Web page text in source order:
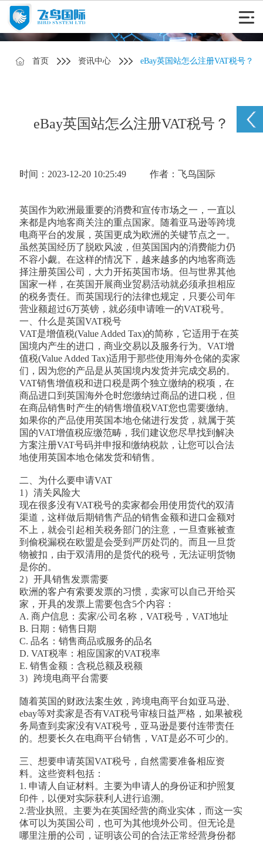
首页 资讯中心 eBay英国站怎么注册VAT税号？
eBay英国站怎么注册VAT税号？
时间：2023-12-20 10:25:49 作者：飞鸟国际
英国作为欧洲最重要的消费和宣传市场之一，一直以
来都是内地客商关注的重点国家。随着亚马逊等跨境
电商平台的发展，英国更成为欧洲的关键节点之一。
虽然英国经历了脱欧风波，但英国国内的消费能力仍
不容小觑。在这样的情况下，越来越多的内地客商选
择注册英国公司，大力开拓英国市场。但与世界其他
国家一样，在英国开展商业贸易活动就必须承担相应
的税务责任。而英国现行的法律也规定，只要公司年
营业额超过6万英镑，就必须申请唯一的VAT税号。
一、什么是英国VAT税号
VAT是增值税(Value Added Tax)的简称，它适用于在英
国境内产生的进口，商业交易以及服务行为。VAT增
值税(Value Added Tax)适用于那些使用海外仓储的卖家
们，因为您的产品是从英国境内发货并完成交易的。
VAT销售增值税和进口税是两个独立缴纳的税项，在
商品进口到英国海外仓时您缴纳过商品的进口税，但
在商品销售时产生的销售增值税VAT您也需要缴纳。
如果你的产品使用英国本地仓储进行发货，就属于英
国的VAT增值税应缴范畴，我们建议您尽早找到解决
方案注册VAT号码并申报和缴纳税款，让您可以合法
地使用英国本地仓储发货和销售。
二、为什么要申请VAT
1）清关风险大
现在很多没有VAT税号的卖家都会用使用货代的双清
渠道，这样做后期销售产品的销售金额和进口金额对
不上，就会引起相关税务部门的注意，一旦查账被查
到偷税漏税在欧盟是会受到严厉处罚的。而且一旦货
物被扣，由于双清用的是货代的税号，无法证明货物
是你的。
2）开具销售发票需要
欧洲的客户有索要发票的习惯，卖家可以自己开给买
家，开具的发票上需要包含5个内容：
A. 商户信息：卖家/公司名称，VAT税号，VAT地址
B. 日期：销售日期
C. 品名：销售商品或服务的品名
D. VAT税率：相应国家的VAT税率
E. 销售金额：含税总额及税额
3）跨境电商平台需要
随着英国的财政法案生效，跨境电商平台如亚马逊、
ebay等对卖家是否有VAT税号审核日益严格，如果被税
务局查到卖家没有VAT税号，亚马逊是要付连带责任
的。想要长久在电商平台销售，VAT是必不可少的。
三、想要申请英国VAT税号，自然需要准备相应资
料。这些资料包括：
1. 申请人自证材料。主要为申请人的身份证和护照复
印件，以便对实际获利人进行追溯。
2.营业执照。主要为在英国经营的商业实体，而这一实
体可以为英国公司，也可为其他境外公司。但无论是
哪里注册的公司，证明该公司的合法正常经营身份都